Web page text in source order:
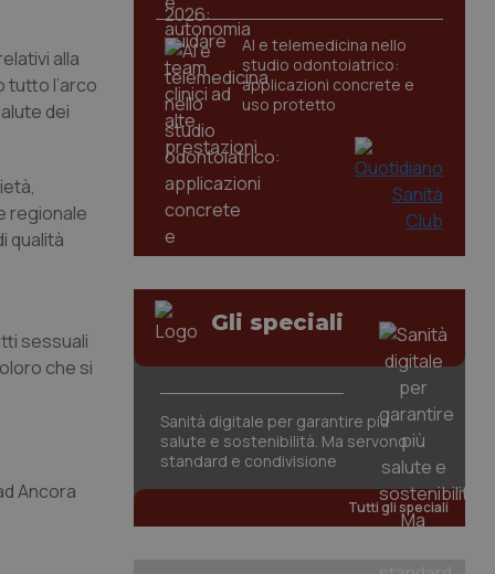
alla
l’arco
dei
regionale
qualità
sessuali
che si
Ancora
AI e telemedicina nello
studio odontoiatrico:
applicazioni concrete e
uso protetto
Gli speciali
Sanità digitale per garantire più
salute e sostenibilità. Ma servono
standard e condivisione
Tutti gli speciali